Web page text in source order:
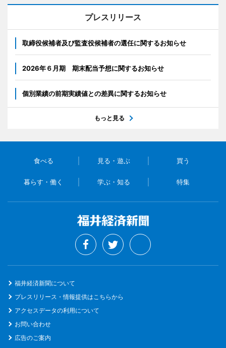
プレスリリース
取締役候補者及び監査役候補者の選任に関するお知らせ
2026年６月期 期末配当予想に関するお知らせ
個別業績の前期実績値との差異に関するお知らせ
もっと見る
食べる 見る・遊ぶ 買う
暮らす・働く 学ぶ・知る 特集
福井経済新聞について
プレスリリース・情報提供はこちらから
アクセスデータの利用について
お問い合わせ
広告のご案内